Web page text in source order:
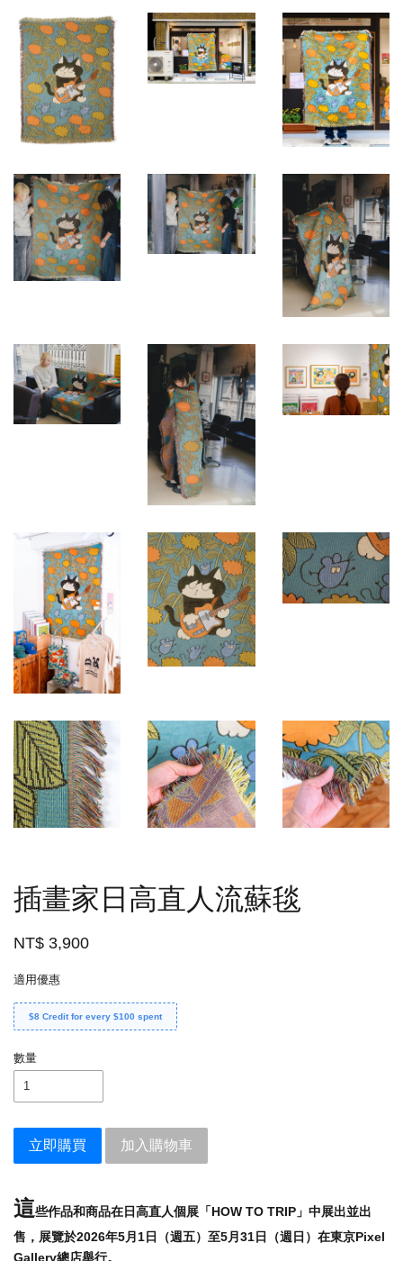
插畫家日高直人流蘇毯
NT$ 3,900
適用優惠
$8 Credit for every $100 spent
數量
立即購買 加入購物車
這些作品和商品在日高直人個展「HOW TO TRIP」中展出並出
售，展覽於2026年5月1日（週五）至5月31日（週日）在東京Pixel
Gallery總店舉行。